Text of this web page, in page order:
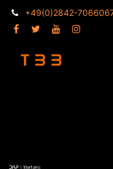
+49(0)2842-